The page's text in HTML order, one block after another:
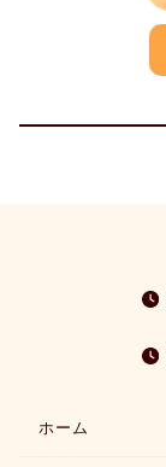
ホーム